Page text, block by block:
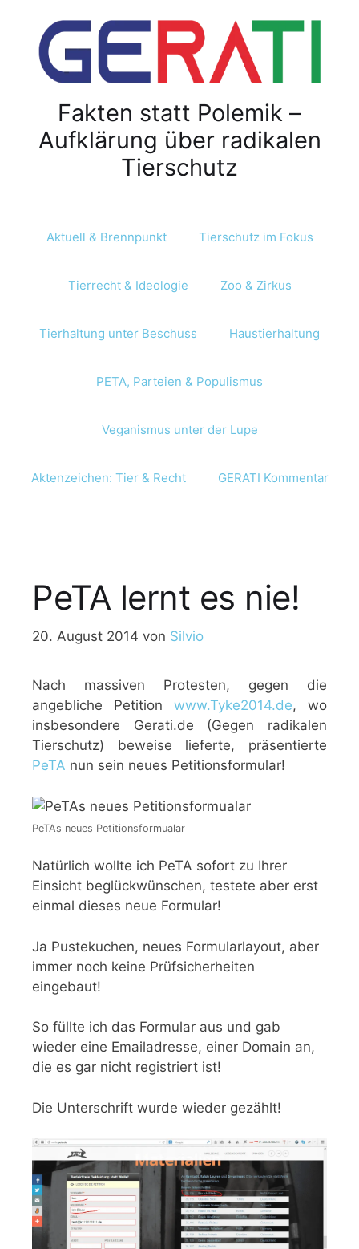
Fakten statt Polemik –
Aufklärung über radikalen
Tierschutz
Aktuell & Brennpunkt Tierschutz im Fokus
Tierrecht & Ideologie Zoo & Zirkus
Tierhaltung unter Beschuss Haustierhaltung
PETA, Parteien & Populismus
Veganismus unter der Lupe
Aktenzeichen: Tier & Recht GERATI Kommentar
PeTA lernt es nie!
20. August 2014 von Silvio
Nach massiven Protesten, gegen die
angebliche Petition www.Tyke2014.de, wo
insbesondere Gerati.de (Gegen radikalen
Tierschutz) beweise lieferte, präsentierte
PeTA nun sein neues Petitionsformular!
PeTAs neues Petitionsformualar
Natürlich wollte ich PeTA sofort zu Ihrer
Einsicht beglückwünschen, testete aber erst
einmal dieses neue Formular!
Ja Pustekuchen, neues Formularlayout, aber
immer noch keine Prüfsicherheiten
eingebaut!
So füllte ich das Formular aus und gab
wieder eine Emailadresse, einer Domain an,
die es gar nicht registriert ist!
Die Unterschrift wurde wieder gezählt!